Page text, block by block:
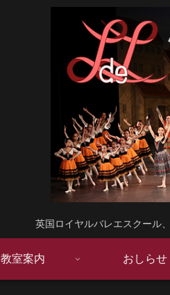
英国ロイヤルバレエスクール
教室案内 おしらせ